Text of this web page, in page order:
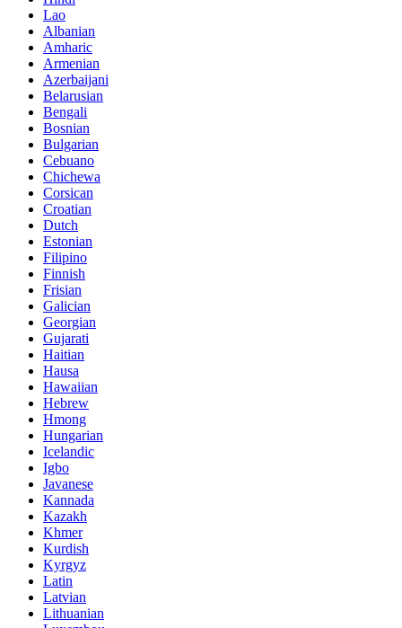
Lao
Albanian
Amharic
Armenian
Azerbaijani
Belarusian
Bengali
Bosnian
Bulgarian
Cebuano
Chichewa
Corsican
Croatian
Dutch
Estonian
Filipino
Finnish
Frisian
Galician
Georgian
Gujarati
Haitian
Hausa
Hawaiian
Hebrew
Hmong
Hungarian
Icelandic
Igbo
Javanese
Kannada
Kazakh
Khmer
Kurdish
Kyrgyz
Latin
Latvian
Lithuanian